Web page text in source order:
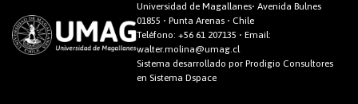
Universidad de Magallanes• Avenida Bulnes
01855 • Punta Arenas • Chile
Teléfono:+56 61 207135 • Email:
walter.molina@umag.cl
Sistema desarrollado por Prodigio Consultores
en Sistema Dspace